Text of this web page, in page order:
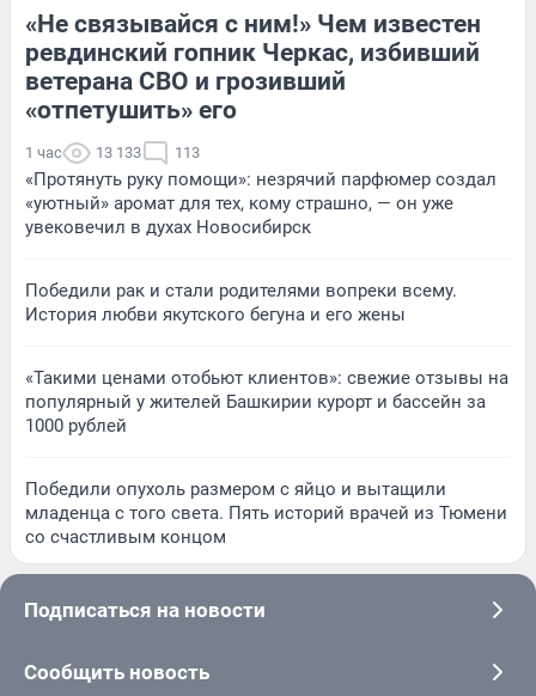
«Не связывайся с ним!» Чем известен
ревдинский гопник Черкас, избивший
ветерана СВО и грозивший
«отпетушить» его
1 час 13 133 113
«Протянуть руку помощи»: незрячий парфюмер создал
«уютный» аромат для тех, кому страшно, — он уже
увековечил в духах Новосибирск
Победили рак и стали родителями вопреки всему.
История любви якутского бегуна и его жены
«Такими ценами отобьют клиентов»: свежие отзывы на
популярный у жителей Башкирии курорт и бассейн за
1000 рублей
Победили опухоль размером с яйцо и вытащили
младенца с того света. Пять историй врачей из Тюмени
со счастливым концом
Подписаться на новости
Сообщить новость